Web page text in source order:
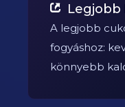
Legjobb
A legjobb
fogyáshoz:
könnyebb